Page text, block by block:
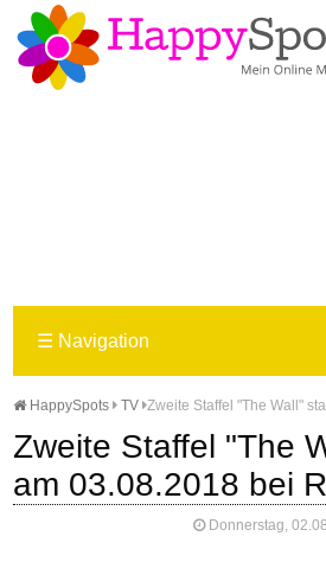
☰ Navigation
HappySpots TV Zweite Staffel "The Wall"
Zweite Staffel "The
am 03.08.2018 bei
Donnerstag,